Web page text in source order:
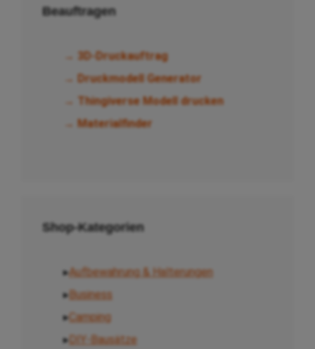
Beauftragen
→ 3D-Druckauftrag
→ Druckmodell Generator
→ Thingiverse Modell drucken
→ Materialfinder
Shop-Kategorien
▸Aufbewahrung & Halterungen
▸Business
▸Camping
▸ DIY-Bausätze